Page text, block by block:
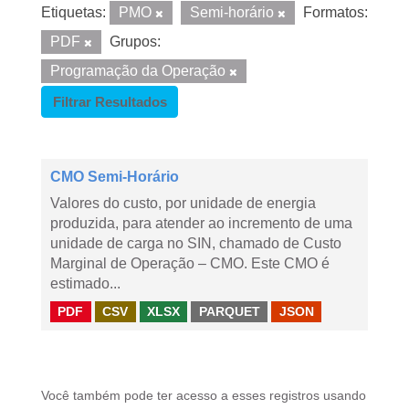
Etiquetas: PMO Semi-horário
Formatos:
PDF
Grupos:
Programação da Operação
Filtrar Resultados
CMO Semi-Horário
Valores do custo, por unidade de energia
produzida, para atender ao incremento de uma
unidade de carga no SIN, chamado de Custo
Marginal de Operação – CMO. Este CMO é
estimado...
PDF CSV XLSX PARQUET JSON
Você também pode ter acesso a esses registros usando